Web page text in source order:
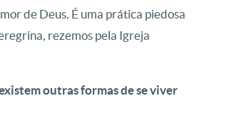
de Deus. É uma prática piedosa
rezemos pela Igreja
outras formas de se viver